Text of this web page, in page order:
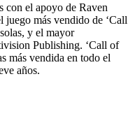
con el apoyo de Raven
más vendido de ‘Call
y el mayor
Publishing. ‘Call of
más vendida en todo el
años.